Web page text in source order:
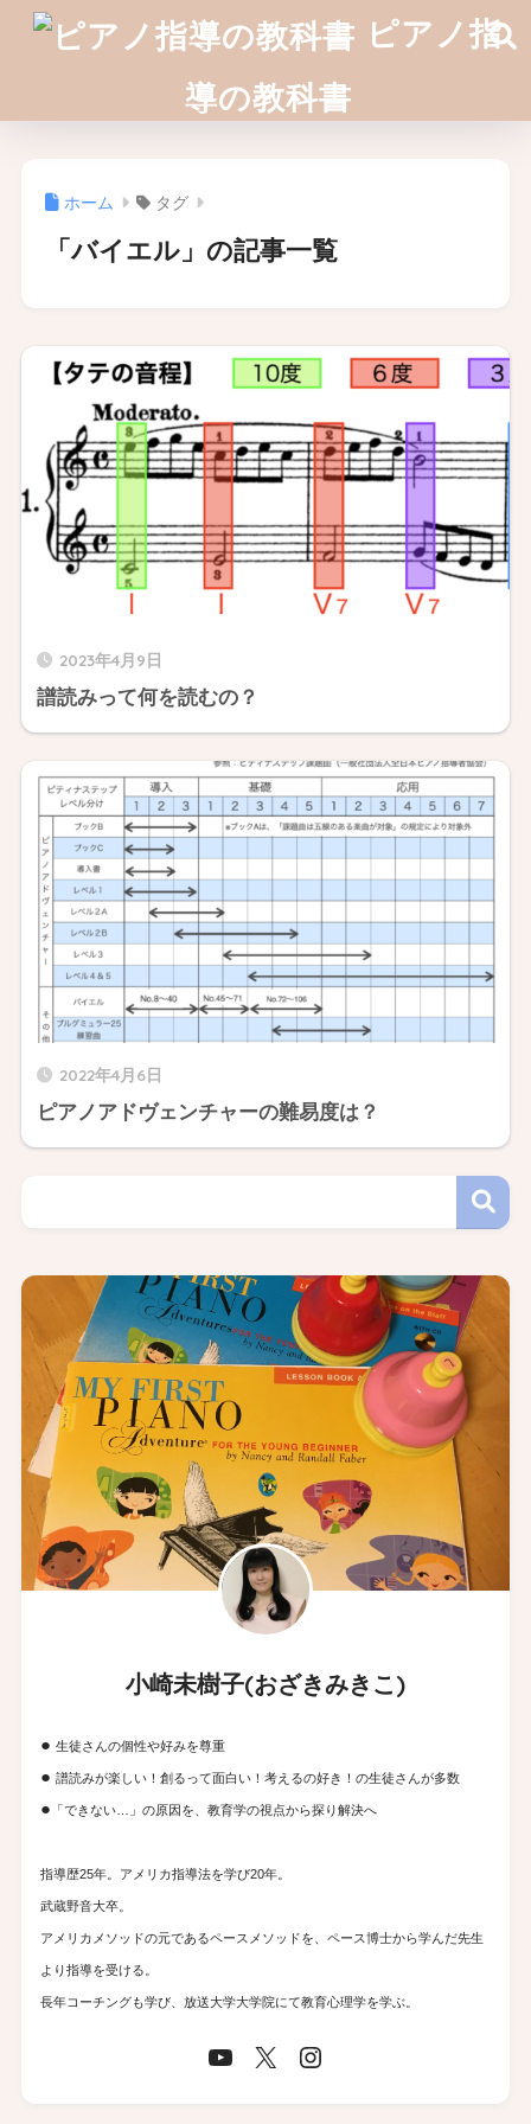
ピアノ指
導の教科書
ホーム タグ
「バイエル」の記事一覧
2023年4月9日
譜読みって何を読むの？
2022年4月6日
ピアノアドヴェンチャーの難易度は？
小崎未樹子(おざきみきこ)
● 生徒さんの個性や好みを尊重
● 譜読みが楽しい！創るって面白い！考えるの好き！の生徒さんが多数
● 「できない…」の原因を、教育学の視点から探り解決へ
指導歴25年。アメリカ指導法を学び20年。
武蔵野音大卒。
アメリカメソッドの元であるペースメソッドを、ペース博士から学んだ先生
より指導を受ける。
長年コーチングも学び、放送大学大学院にて教育心理学を学ぶ。